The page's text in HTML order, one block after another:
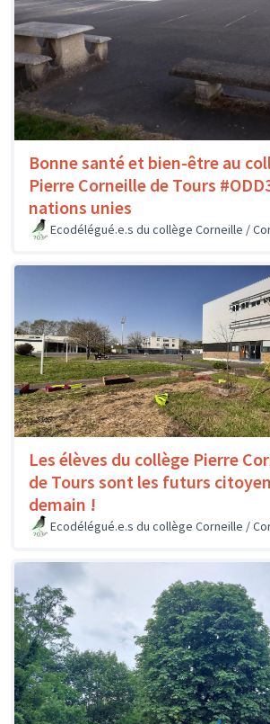
Bonne santé et bien-être au
Pierre Corneille de Tours
nations unies
Ecodélégué.e.s du collège Corneille /
Les élèves du collège Pierre
de Tours sont les futurs
demain !
Ecodélégué.e.s du collège Corneille /